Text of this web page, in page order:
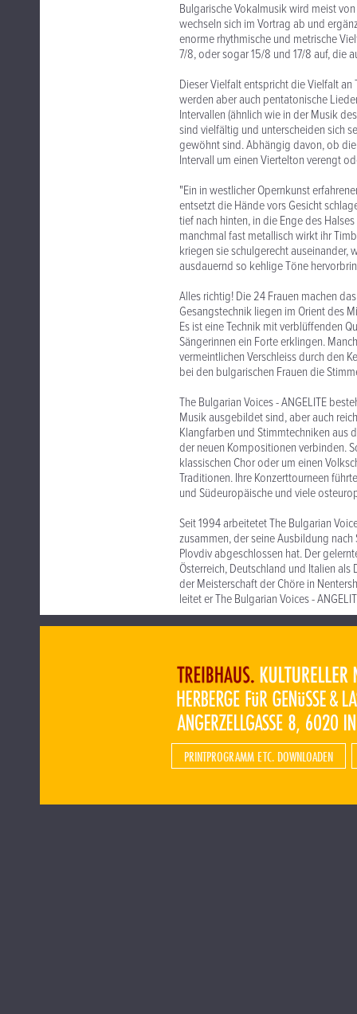
Bulgarische Vokalmusik wird meist
wechseln sich im Vortrag ab und
enorme rhythmische und metrische
7/8, oder sogar 15/8 und 17/8 auf, die
Dieser Vielfalt entspricht die Vielfalt
werden aber auch pentatonische
Intervallen (ähnlich wie in der Musik
sind vielfältig und unterscheiden sich
gewöhnt sind. Abhängig davon, ob
Intervall um einen Viertelton verengt
"Ein in westlicher Opernkunst
entsetzt die Hände vors Gesicht
tief nach hinten, in die Enge des
manchmal fast metallisch wirkt ihr
kriegen sie schulgerecht auseinander,
ausdauernd so kehlige Töne
Alles richtig! Die 24 Frauen machen
Gesangstechnik liegen im Orient des
Es ist eine Technik mit verblüffenden
Sängerinnen ein Forte erklingen.
vermeintlichen Verschleiss durch den
bei den bulgarischen Frauen die
The Bulgarian Voices - ANGELITE
Musik ausgebildet sind, aber auch
Klangfarben und Stimmtechniken aus
der neuen Kompositionen verbinden.
klassischen Chor oder um einen
Traditionen. Ihre Konzerttourneen
und Südeuropäische und viele
Seit 1994 arbeitetet The Bulgarian
zusammen, der seine Ausbildung
Plovdiv abgeschlossen hat. Der
Österreich, Deutschland und Italien als
der Meisterschaft der Chöre in
leitet er The Bulgarian Voices -
PRINTPROGRAMM ETC. DOWNLOADEN